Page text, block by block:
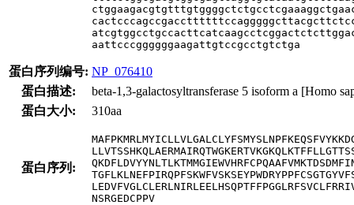
aattcccggggggaagattgtccgcctgtctga
蛋白序列编号: NP_076410
蛋白描述:
beta-1,3-galactosyltransferase 5 isoform a [Homo
蛋白大小:
310aa
蛋白序列:
NSRGEDCPPV